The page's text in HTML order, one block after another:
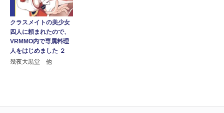
クラスメイトの美少女
四人に頼まれたので、
VRMMO内で専属料理
人をはじめました ２
幾夜大黒堂 他